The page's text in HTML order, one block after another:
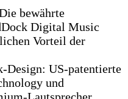
bewährte
Digital Music
Vorteil der
Design: US-patentierte
und